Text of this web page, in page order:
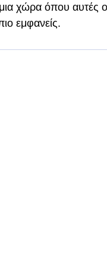
χώρα όπου αυτές
εμφανείς.